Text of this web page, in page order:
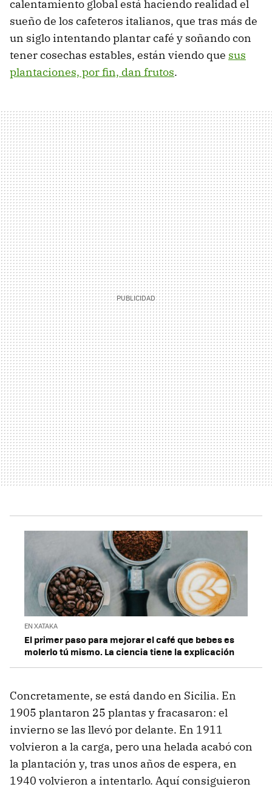
calentamiento global está haciendo realidad el
sueño de los cafeteros italianos, que tras más de
un siglo intentando plantar café y soñando con
tener cosechas estables, están viendo que sus
plantaciones, por fin, dan frutos.
EN XATAKA
El primer paso para mejorar el café que bebes es
molerlo tú mismo. La ciencia tiene la explicación
Concretamente, se está dando en Sicilia. En
1905 plantaron 25 plantas y fracasaron: el
invierno se las llevó por delante. En 1911
volvieron a la carga, pero una helada acabó con
la plantación y, tras unos años de espera, en
1940 volvieron a intentarlo. Aquí consiguieron